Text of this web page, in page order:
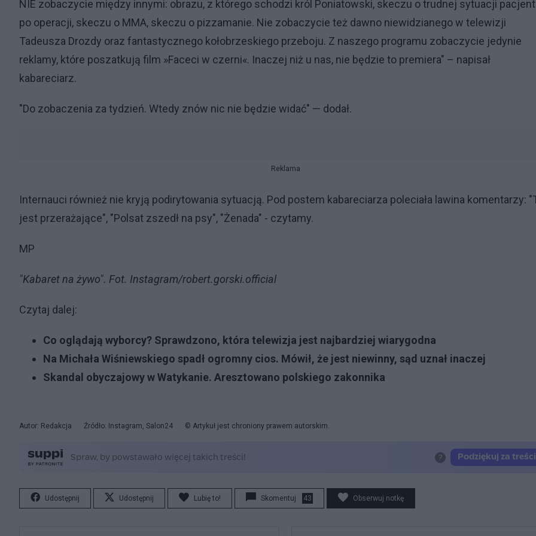
NIE zobaczycie między innymi: obrazu, z którego schodzi król Poniatowski, skeczu o trudnej sytuacji
po operacji, skeczu o MMA, skeczu o pizzamanie. Nie zobaczycie też dawno niewidzianego w telewizji
Tadeusza Drozdy oraz fantastycznego kołobrzeskiego przeboju. Z naszego programu zobaczycie jedynie
reklamy, które poszatkują film »Faceci w czerni«. Inaczej niż u nas, nie będzie to premiera" – napisał
kabareciarz.
"Do zobaczenia za tydzień. Wtedy znów nic nie będzie widać" — dodał.
Reklama
Internauci również nie kryją podirytowania sytuacją. Pod postem kabareciarza poleciała lawina komentarzy:
jest przerażające", "Polsat zszedł na psy", "Żenada" - czytamy.
MP
"Kabaret na żywo". Fot. Instagram/robert.gorski.official
Czytaj dalej:
Co oglądają wyborcy? Sprawdzono, która telewizja jest najbardziej wiarygodna
Na Michała Wiśniewskiego spadł ogromny cios. Mówił, że jest niewinny, sąd uznał inaczej
Skandal obyczajowy w Watykanie. Aresztowano polskiego zakonnika
Autor: Redakcja Źródło: Instagram, Salon24 © Artykuł jest chroniony prawem autorskim.
Udostępnij Udostępnij Lubię to! Skomentuj 43 Obserwuj notkę